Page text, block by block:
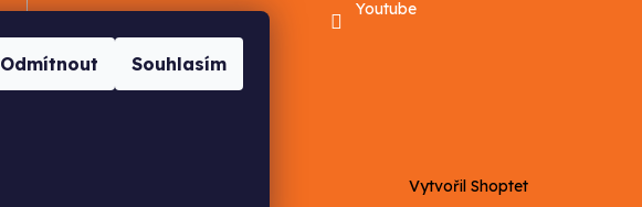
Odmítnout Souhlasím
osobních údajů
Seznam alergenů ke
stažení zde
Youtube
Vytvořil Shoptet